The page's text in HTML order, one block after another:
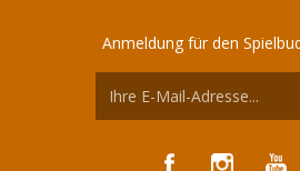
Anmeldung für den